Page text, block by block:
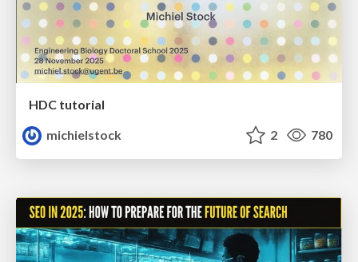
HDC tutorial
michielstock
2 780